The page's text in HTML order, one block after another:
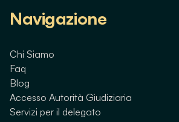
Navigazione
Chi Siamo
Faq
Blog
Accesso Autorità Giudiziaria
Servizi per il delegato